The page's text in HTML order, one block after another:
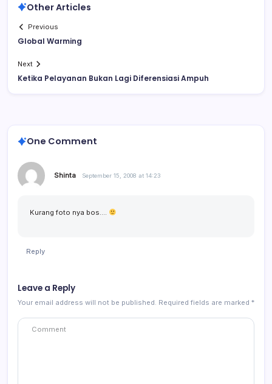
Other Articles
Previous
Global Warming
Next
Ketika Pelayanan Bukan Lagi Diferensiasi Ampuh
One Comment
Shinta September 15, 2008 at 14:23
Kurang foto nya bos….
Reply
Leave a Reply
Your email address will not be published. Required fields are marked *